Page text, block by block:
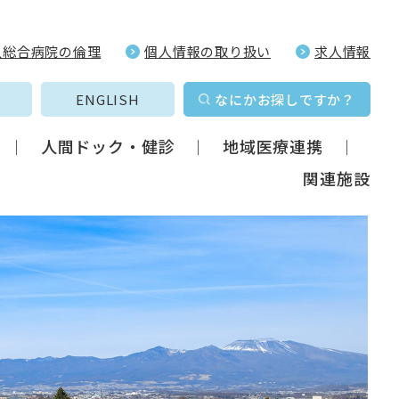
合病院の倫理 個人情報の取り扱い 求人情報
ENGLISH なにかお探しですか？
人間ドック・健診
地域医療連携
関連施設